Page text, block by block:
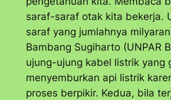
saraf-saraf otak kita bekerja.
saraf yang jumlahnya
Bambang Sugiharto (UNPAR
ujung-ujung kabel listrik yang
menyemburkan api listrik
proses berpikir. Kedua, bila